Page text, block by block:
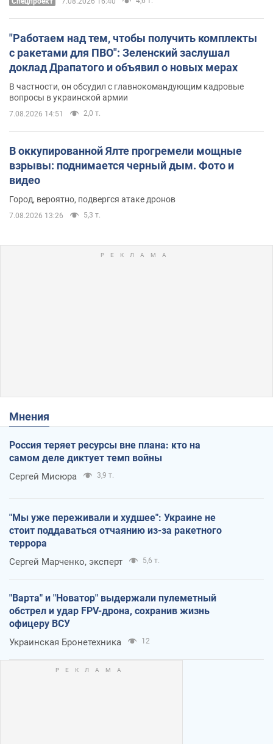
"Работаем над тем, чтобы получить комплекты
с ракетами для ПВО": Зеленский заслушал
доклад Драпатого и объявил о новых мерах
В частности, он обсудил с главнокомандующим кадровые
вопросы в украинской армии
7.08.2026 14:51 2,0 т.
В оккупированной Ялте прогремели мощные
взрывы: поднимается черный дым. Фото и
видео
Город, вероятно, подвергся атаке дронов
7.08.2026 13:26 5,3 т.
Мнения
Россия теряет ресурсы вне плана: кто на
самом деле диктует темп войны
Сергей Мисюра 3,9 т.
"Мы уже переживали и худшее": Украине не
стоит поддаваться отчаянию из-за ракетного
террора
Сергей Марченко, эксперт 5,6 т.
"Варта" и "Новатор" выдержали пулеметный
обстрел и удар FPV-дрона, сохранив жизнь
офицеру ВСУ
Украинская Бронетехника 12